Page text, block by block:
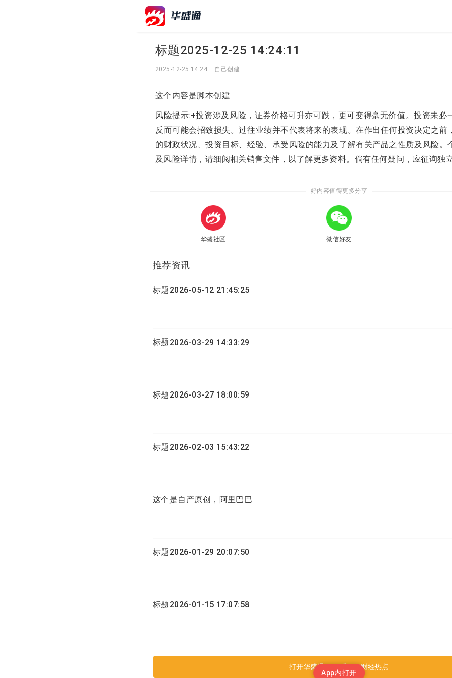
标题2025-12-25 14:24:11
2025-12-25 14:24 自己创建
这个内容是脚本创建
风险提示:+投资涉及风险，证券价格可升亦可跌，更可变得毫无价值。投资未必
反而可能会招致损失。过往业绩并不代表将来的表现。在作出任何投资决定之前
的财政状况、投资目标、经验、承受风险的能力及了解有关产品之性质及风险。
及风险详情，请细阅相关销售文件，以了解更多资料。倘有任何疑问，应征询独
好内容值得更多分享
华盛社区 微信好友
推荐资讯
标题2026-05-12 21:45:25
标题2026-03-29 14:33:29
标题2026-03-27 18:00:59
标题2026-02-03 15:43:22
这个是自产原创，阿里巴巴
标题2026-01-29 20:07:50
标题2026-01-15 17:07:58
打开华盛通APP 看更多财经热点
App内打开